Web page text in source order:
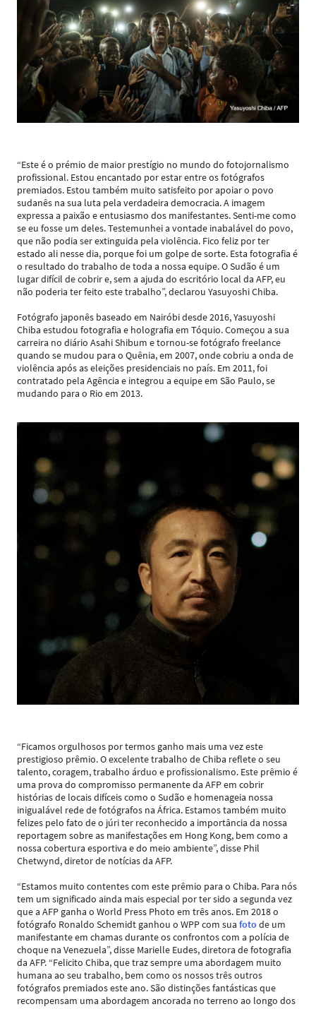
“Este é o prémio de maior prestígio no mundo do fotojornalismo
profissional. Estou encantado por estar entre os fotógrafos
premiados. Estou também muito satisfeito por apoiar o povo
sudanês na sua luta pela verdadeira democracia. A imagem
expressa a paixão e entusiasmo dos manifestantes. Senti-me como
se eu fosse um deles. Testemunhei a vontade inabalável do povo,
que não podia ser extinguida pela violência. Fico feliz por ter
estado ali nesse dia, porque foi um golpe de sorte. Esta fotografia é
o resultado do trabalho de toda a nossa equipe. O Sudão é um
lugar difícil de cobrir e, sem a ajuda do escritório local da AFP, eu
não poderia ter feito este trabalho”, declarou Yasuyoshi Chiba.
Fotógrafo japonês baseado em Nairóbi desde 2016, Yasuyoshi
Chiba estudou fotografia e holografia em Tóquio. Começou a sua
carreira no diário Asahi Shibum e tornou-se fotógrafo freelance
quando se mudou para o Quênia, em 2007, onde cobriu a onda de
violência após as eleições presidenciais no país. Em 2011, foi
contratado pela Agência e integrou a equipe em São Paulo, se
mudando para o Rio em 2013.
“Ficamos orgulhosos por termos ganho mais uma vez este
prestigioso prêmio. O excelente trabalho de Chiba reflete o seu
talento, coragem, trabalho árduo e profissionalismo. Este prêmio é
uma prova do compromisso permanente da AFP em cobrir
histórias de locais difíceis como o Sudão e homenageia nossa
inigualável rede de fotógrafos na África. Estamos também muito
felizes pelo fato de o júri ter reconhecido a importância da nossa
reportagem sobre as manifestações em Hong Kong, bem como a
nossa cobertura esportiva e do meio ambiente”, disse Phil
Chetwynd, diretor de notícias da AFP.
“Estamos muito contentes com este prêmio para o Chiba. Para nós
tem um significado ainda mais especial por ter sido a segunda vez
que a AFP ganha o World Press Photo em três anos. Em 2018 o
fotógrafo Ronaldo Schemidt ganhou o WPP com sua foto de um
manifestante em chamas durante os confrontos com a polícia de
choque na Venezuela”, disse Marielle Eudes, diretora de fotografia
da AFP. “Felicito Chiba, que traz sempre uma abordagem muito
humana ao seu trabalho, bem como os nossos três outros
fotógrafos premiados este ano. São distinções fantásticas que
recompensam uma abordagem ancorada no terreno ao longo dos